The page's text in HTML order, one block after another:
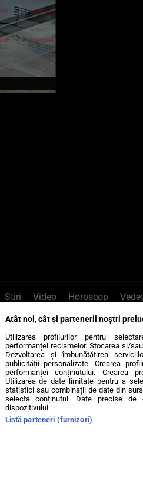
Știri Video Horoscop
la 0741226226
Știri externe Politică
Dictionar de vise LIFE
confidențialitate
Atât noi, cât și partenerii noștri
Utilizarea profilurilor pentru
performanței reclamelor. Stocarea și/
Dezvoltarea și îmbunătățirea
publicității personalizate. Crearea
performanței conținutului. Crearea
Utilizarea de date limitate pentru a
statistici sau combinații de date din
selecta conținutul. Date precise de
dispozitivului.
Listă parteneri (furnizori)